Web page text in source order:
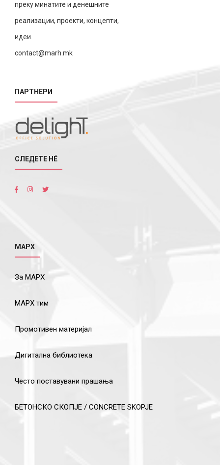
преку минатите и денешните
реализации, проекти, концепти,
идеи.
contact@marh.mk
ПАРТНЕРИ
СЛЕДЕТЕ НÉ
МАРХ
За МАРХ
МАРХ тим
Промотивен материјал
Дигитална библиотека
Често поставувани прашања
БЕТОНСКО СКОПЈЕ / CONCRETE SKOPJE